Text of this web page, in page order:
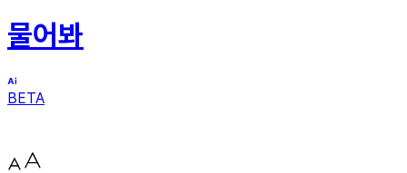
물어봐
BETA